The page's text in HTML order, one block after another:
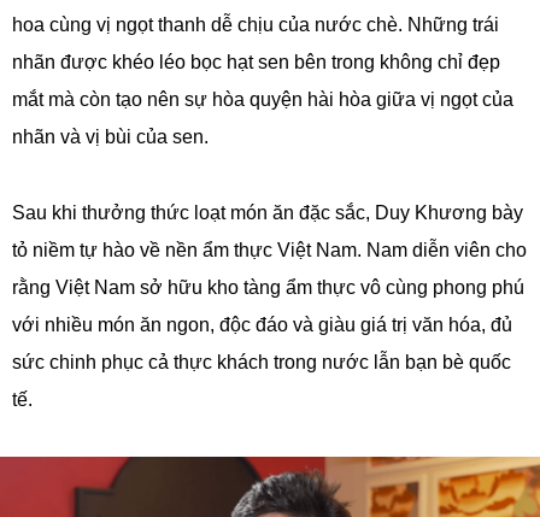
hoa cùng vị ngọt thanh dễ chịu của nước chè. Những trái
nhãn được khéo léo bọc hạt sen bên trong không chỉ đẹp
mắt mà còn tạo nên sự hòa quyện hài hòa giữa vị ngọt của
nhãn và vị bùi của sen.
Sau khi thưởng thức loạt món ăn đặc sắc, Duy Khương bày
tỏ niềm tự hào về nền ẩm thực Việt Nam. Nam diễn viên cho
rằng Việt Nam sở hữu kho tàng ẩm thực vô cùng phong phú
với nhiều món ăn ngon, độc đáo và giàu giá trị văn hóa, đủ
sức chinh phục cả thực khách trong nước lẫn bạn bè quốc
tế.